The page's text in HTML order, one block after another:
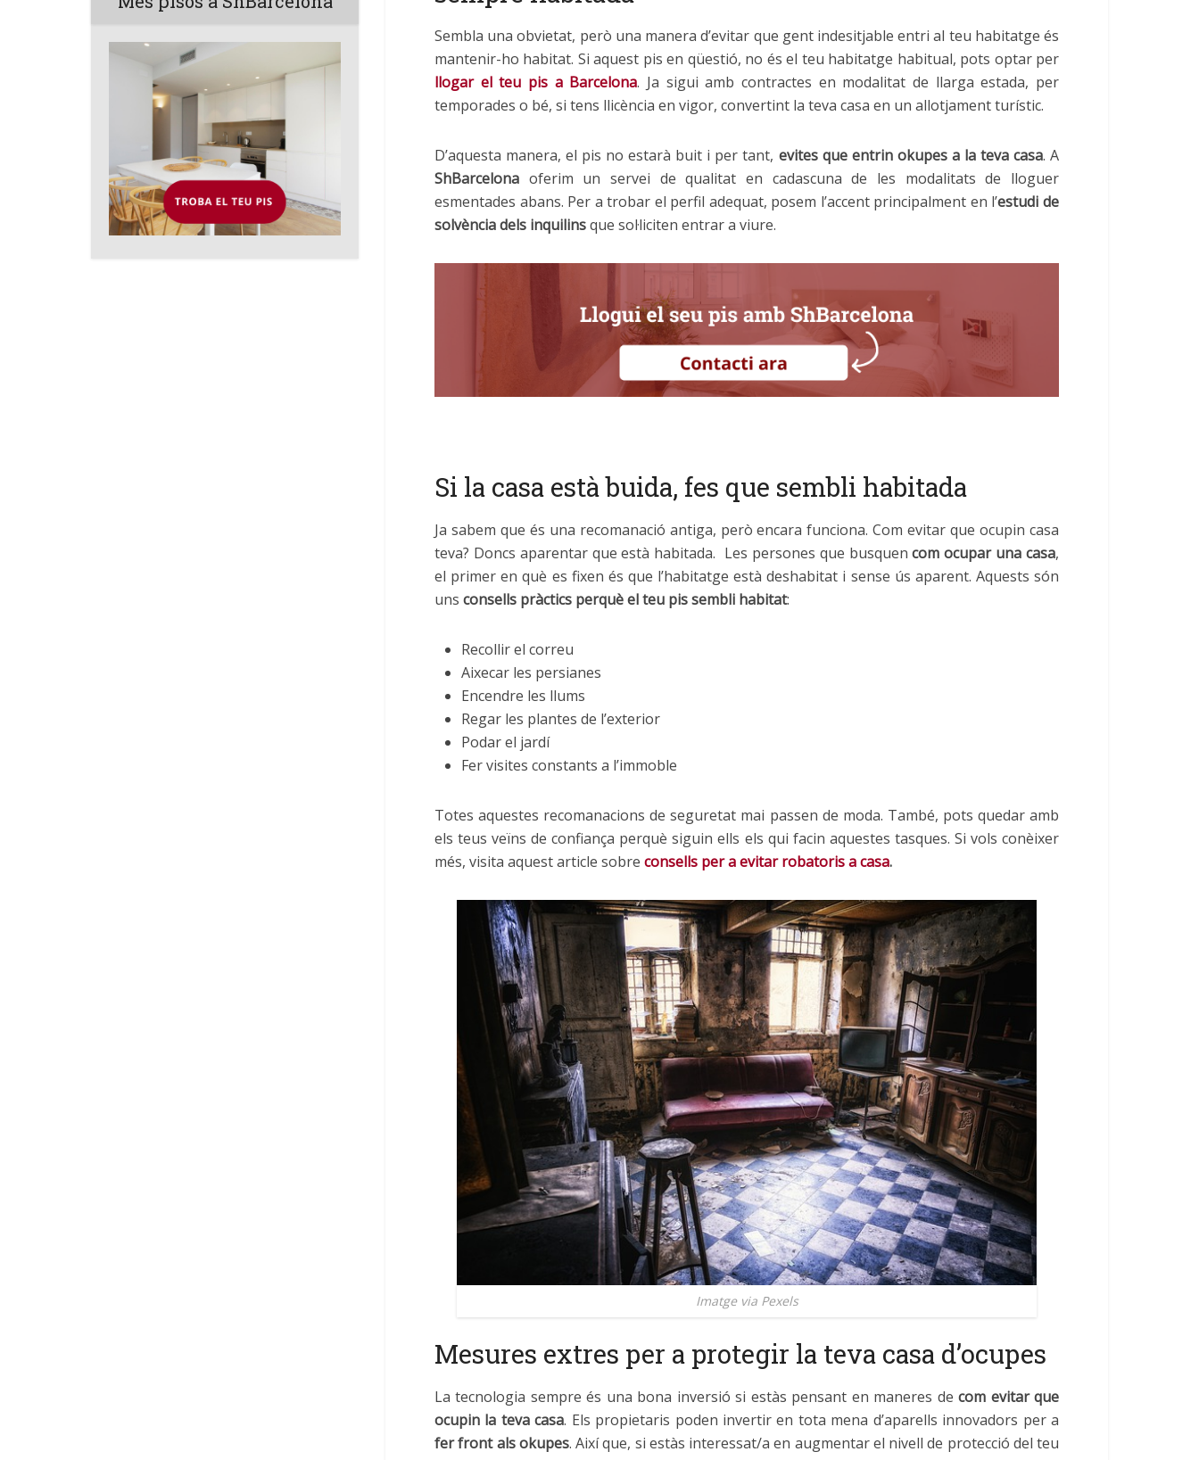
Sembla una obvietat, però una manera d’evitar que gent indesitjable entri al teu habitatge és
mantenir-ho habitat. Si aquest pis en qüestió, no és el teu habitatge habitual, pots optar per
llogar el teu pis a Barcelona. Ja sigui amb contractes en modalitat de llarga estada, per
temporades o bé, si tens llicència en vigor, convertint la teva casa en un allotjament turístic.
D’aquesta manera, el pis no estarà buit i per tant, evites que entrin okupes a la teva casa. A
ShBarcelona oferim un servei de qualitat en cadascuna de les modalitats de lloguer
esmentades abans. Per a trobar el perfil adequat, posem l’accent principalment en l’estudi de
solvència dels inquilinsque sol·liciten entrar a viure.
Si la casa està buida, fes que sembli habitada
Ja sabem que és una recomanació antiga, però encara funciona. Com evitar que ocupin casa
teva? Doncs aparentar que està habitada. Les persones que busquencom ocupar una casa,
el primer en què es fixen és que l’habitatge està deshabitat i sense ús aparent. Aquests són
uns consells pràctics perquè el teu pis sembli habitat:
Recollir el correu
Aixecar les persianes
Encendre les llums
Regar les plantes de l’exterior
Podar el jardí
Fer visites constants a l’immoble
Totes aquestes recomanacions de seguretat mai passen de moda. També, pots quedar amb
els teus veïns de confiança perquè siguin ells els qui facin aquestes tasques. Si vols conèixer
més, visita aquest article sobre consells per a evitar robatoris a casa.
Imatge via Pexels
Mesures extres per a protegir la teva casa d’ocupes
La tecnologia sempre és una bona inversió si estàs pensant en maneres decom evitar que
ocupin la teva casa. Els propietaris poden invertir en tota mena d’aparells innovadors per a
fer front als okupes. Així que, si estàs interessat/a en augmentar el nivell de protecció del teu